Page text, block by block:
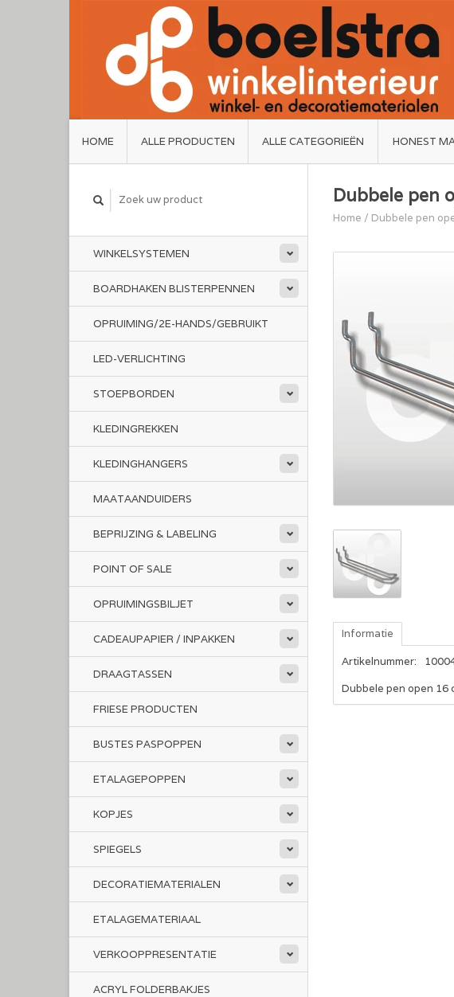
HOME ALLE PRODUCTEN ALLE CATEGORIEËN HONEST
WINKELSYSTEMEN
BOARDHAKEN BLISTERPENNEN
OPRUIMING/2E-HANDS/GEBRUIKT
LED-VERLICHTING
STOEPBORDEN
KLEDINGREKKEN
KLEDINGHANGERS
MAATAANDUIDERS
BEPRIJZING & LABELING
POINT OF SALE
OPRUIMINGSBILJET
CADEAUPAPIER / INPAKKEN
DRAAGTASSEN
FRIESE PRODUCTEN
BUSTES PASPOPPEN
ETALAGEPOPPEN
KOPJES
SPIEGELS
DECORATIEMATERIALEN
ETALAGEMATERIAAL
VERKOOPPRESENTATIE
ACRYL FOLDERBAKJES
Dubbele pen
Home / Dubbele pen
Informatie
Artikelnummer:
Dubbele pen open 16